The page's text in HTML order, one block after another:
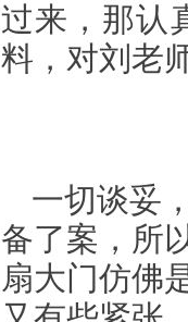
过来，那认
料，对刘老
一切谈妥
备了案，所
扇大门仿佛